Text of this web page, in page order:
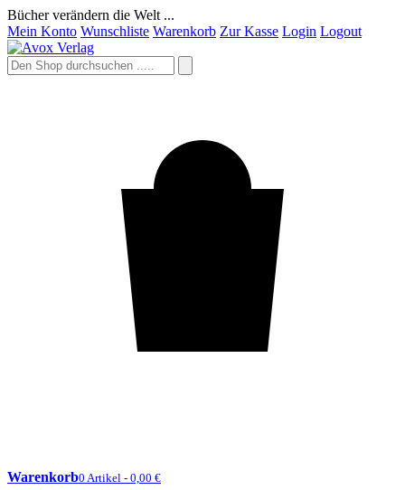
Bücher verändern die Welt ...
Mein Konto Wunschliste Warenkorb Zur Kasse Login Logout
Warenkorb0 Artikel - 0,00 €